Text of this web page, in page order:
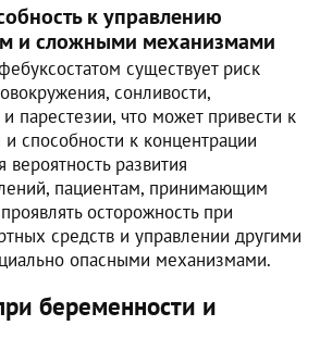
к управлению
и сложными механизмами
существует риск
сонливости,
парестезии, что может привести к
способности к концентрации
вероятность развития
пациентам, принимающим
осторожность при
средств и управлении другими
опасными механизмами.
беременности и